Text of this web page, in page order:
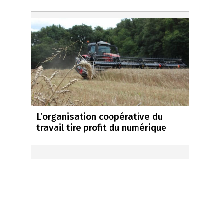
L’organisation coopérative du
travail tire profit du numérique